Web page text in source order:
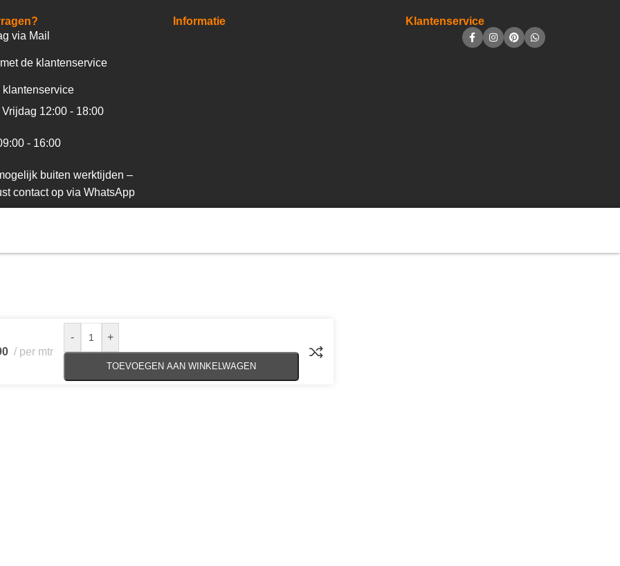
via Mail
de klantenservice
klantenservice
12:00 - 18:00
- 16:00
buiten werktijden –
contact op via WhatsApp
Informatie Klantenservice
per mtr
- +
TOEVOEGEN AAN WINKELWAGEN